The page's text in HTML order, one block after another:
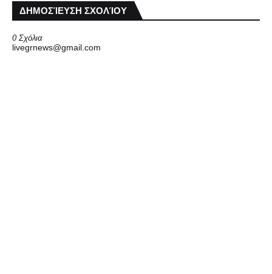
ΔΗΜΟΣΊΕΥΣΗ ΣΧΟΛΊΟΥ
0 Σχόλια
livegrnews@gmail.com